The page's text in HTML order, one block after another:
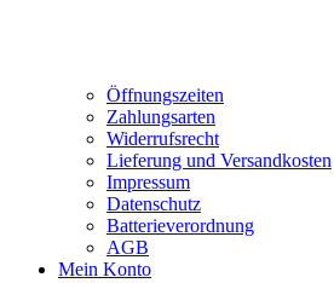
Öffnungszeiten
Zahlungsarten
Widerrufsrecht
Lieferung und Versandkosten
Impressum
Datenschutz
Batterieverordnung
AGB
Mein Konto